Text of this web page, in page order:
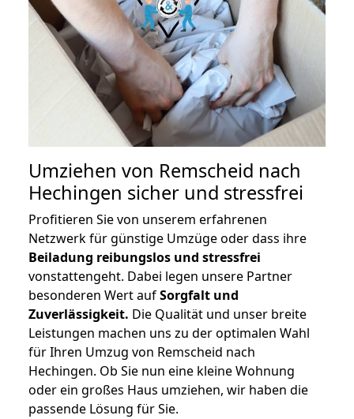
Umziehen von Remscheid nach
Hechingen sicher und stressfrei
Profitieren Sie von unserem erfahrenen
Netzwerk für günstige Umzüge oder dass ihre
Beiladung reibungslos und stressfrei
vonstattengeht. Dabei legen unsere Partner
besonderen Wert aufSorgfalt und
Zuverlässigkeit. Die Qualität und unser breite
Leistungen machen uns zu der optimalen Wahl
für Ihren Umzug von Remscheid nach
Hechingen. Ob Sie nun eine kleine Wohnung
oder ein großes Haus umziehen, wir haben die
passende Lösung für Sie.